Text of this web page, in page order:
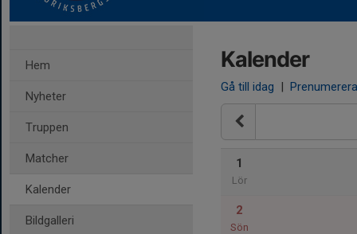
Hem
Nyheter
Truppen
Matcher
Kalender
Bildgalleri
Kalender
Gå till idag | Prenumerera
1
Lör
2
Sön